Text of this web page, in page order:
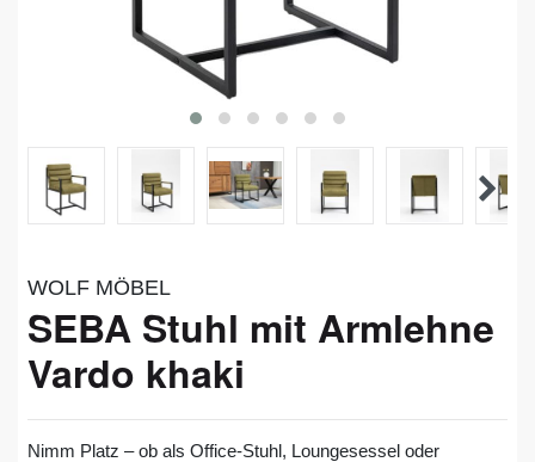
WOLF MÖBEL
SEBA Stuhl mit Armlehne
Vardo khaki
Nimm Platz – ob als Office-Stuhl, Loungesessel oder